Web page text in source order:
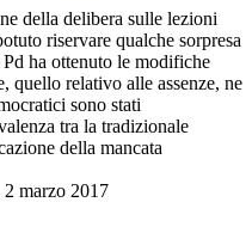
della delibera sulle lezioni
riservare qualche sorpresa
ha ottenuto le modifiche
quello relativo alle assenze, ne
sono stati
tra la tradizionale
della mancata
marzo 2017